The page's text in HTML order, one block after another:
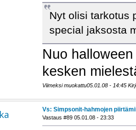
Nyt olisi tarkotus
special jaksosta
Nuo
kesken
Viimeksi muokattu05.01.08 - 14:45
Vs: Simpsonit-hahmojen
Vastaus #89 05.01.08 - 23:33